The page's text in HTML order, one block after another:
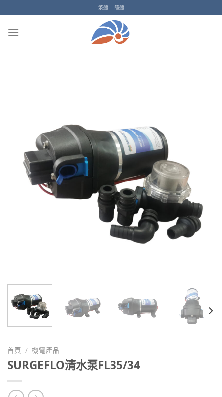
to
content
繁體 | 簡體
首頁 / 機電產品
SURGEFLO清水泵FL35/34